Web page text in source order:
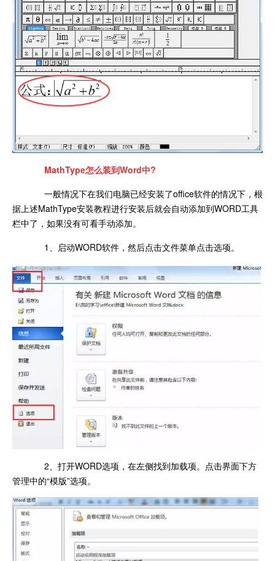
MathType怎么装到Word中?
一般情况下在我们电脑已经安装了office软件的情况下，根
据上述MathType安装教程进行安装后就会自动添加到WORD工具
栏中了，如果没有可看手动添加。
1、启动WORD软件，然后点击文件菜单点击选项。
2、打开WORD选项，在左侧找到加载项。点击界面下方
管理中的“模版”选项。